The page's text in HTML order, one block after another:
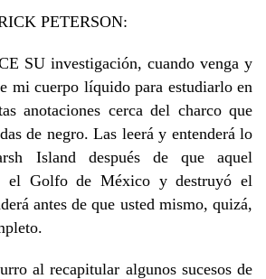
PETERSON:
SU investigación, cuando venga y
mi cuerpo líquido para estudiarlo en
anotaciones cerca del charco que
de negro. Las leerá y entenderá lo
Island después de que aquel
el Golfo de México y destruyó el
antes de que usted mismo, quizá,
al recapitular algunos sucesos de